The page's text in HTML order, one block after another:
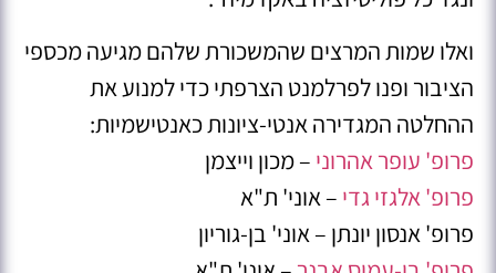
ואלו שמות המרצים שהמשכורת שלהם מגיעה מכספי
הציבור ופנו לפרלמנט הצרפתי כדי למנוע את
ההחלטה המגדירה אנטי-ציונות כאנטישמיות:
פרופ' עופר אהרוני – מכון וייצמן
פרופ' אלגזי גדי – אוני' ת"א
פרופ' אנסון יונתן – אוני' בן-גוריון